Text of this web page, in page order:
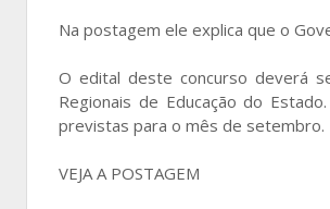
Na postagem ele explica que o
O edital deste concurso deverá
Regionais de Educação do
previstas para o mês de setembro.
VEJA A POSTAGEM